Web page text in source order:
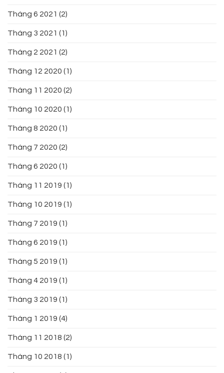
Tháng 6 2021 (2)
Tháng 3 2021 (1)
Tháng 2 2021 (2)
Tháng 12 2020 (1)
Tháng 11 2020 (2)
Tháng 10 2020 (1)
Tháng 8 2020 (1)
Tháng 7 2020 (2)
Tháng 6 2020 (1)
Tháng 11 2019 (1)
Tháng 10 2019 (1)
Tháng 7 2019 (1)
Tháng 6 2019 (1)
Tháng 5 2019 (1)
Tháng 4 2019 (1)
Tháng 3 2019 (1)
Tháng 1 2019 (4)
Tháng 11 2018 (2)
Tháng 10 2018 (1)